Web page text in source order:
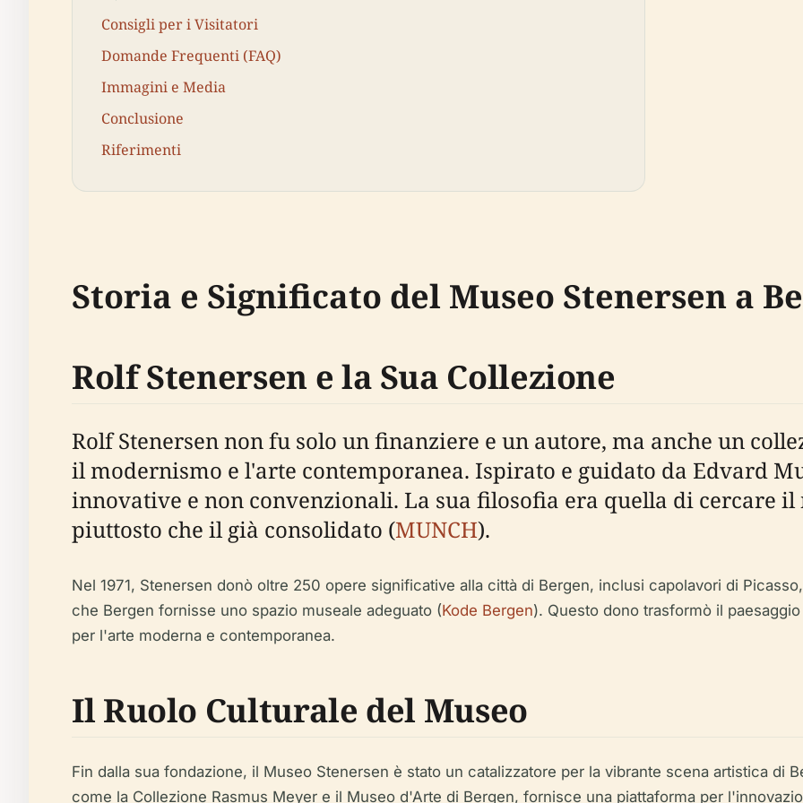
Consigli per i Visitatori
Domande Frequenti (FAQ)
Immagini e Media
Conclusione
Riferimenti
Storia e Significato del Museo Stenersen a
Rolf Stenersen e la Sua Collezione
Rolf Stenersen non fu solo un finanziere e un autore, ma anche un
il modernismo e l'arte contemporanea. Ispirato e guidato da Edvard
innovative e non convenzionali. La sua filosofia era quella di cercare
piuttosto che il già consolidato (MUNCH).
Nel 1971, Stenersen donò oltre 250 opere significative alla città di Bergen, inclusi capolavori di
che Bergen fornisse uno spazio museale adeguato (Kode Bergen). Questo dono trasformò il
per l'arte moderna e contemporanea.
Il Ruolo Culturale del Museo
Fin dalla sua fondazione, il Museo Stenersen è stato un catalizzatore per la vibrante scena artistica di
come la Collezione Rasmus Meyer e il Museo d'Arte di Bergen, fornisce una piattaforma per